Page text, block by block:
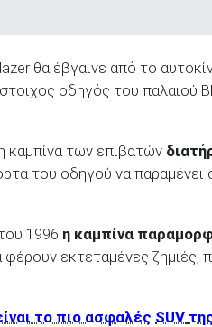
θα έβγαινε από το
οδηγός του παλαιού
καμπίνα των επιβατών
του οδηγού να
1996 η καμπίνα
εκτεταμένες ζημιές,
το πιο ασφαλές SUV